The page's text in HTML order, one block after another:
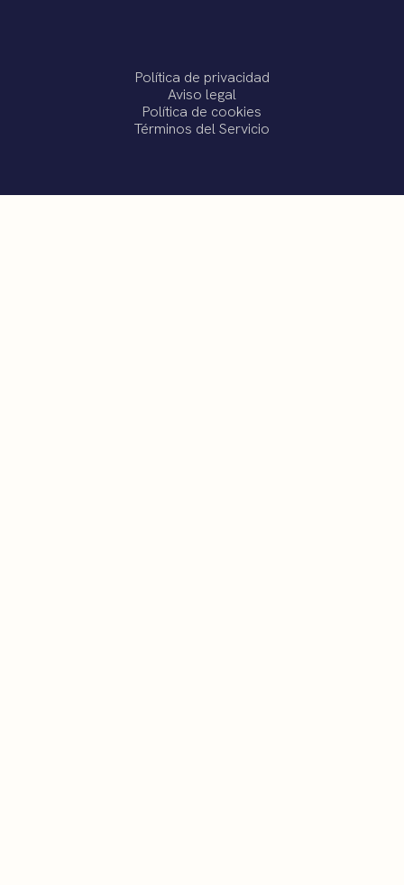
Política de privacidad
Aviso legal
Política de cookies
Términos del Servicio